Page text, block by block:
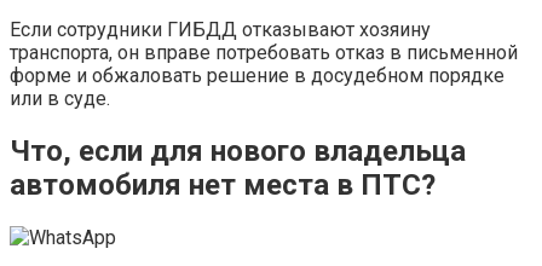
Если сотрудники ГИБДД отказывают хозяину
транспорта, он вправе потребовать отказ в письменной
форме и обжаловать решение в досудебном порядке
или в суде.
Что, если для нового владельца
автомобиля нет места в ПТС?